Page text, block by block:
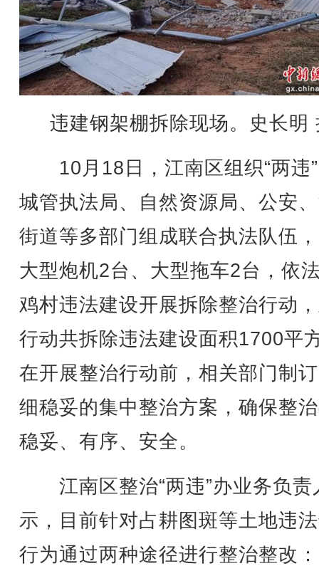
违建钢架棚拆除现场。史长明
10月18日，江南区组织“两违
城管执法局、自然资源局、公安
街道等多部门组成联合执法队伍
大型炮机2台、大型拖车2台，依
鸡村违法建设开展拆除整治行动
行动共拆除违法建设面积1700平
在开展整治行动前，相关部门制
细稳妥的集中整治方案，确保整
稳妥、有序、安全。
江南区整治“两违”办业务负责
示，目前针对占耕图斑等土地违
行为通过两种途径进行整治整改